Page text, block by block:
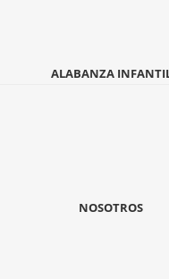
ALABANZA
NOSOTROS